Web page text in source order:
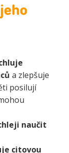
a zlepšuje
posilují
naučit
citovou